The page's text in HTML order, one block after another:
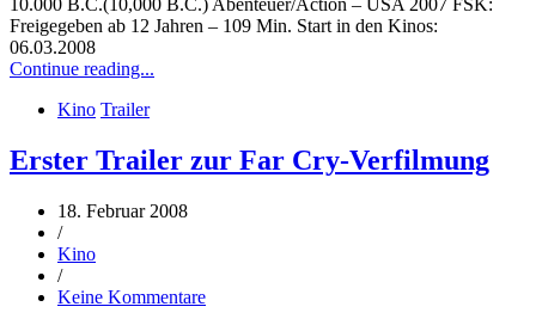
10.000 B.C.(10,000 B.C.) Abenteuer/Action – USA 2007 FSK:
Freigegeben ab 12 Jahren – 109 Min. Start in den Kinos:
06.03.2008
Continue reading...
Kino Trailer
Erster Trailer zur Far Cry-Verfilmung
18. Februar 2008
/
Kino
/
Keine Kommentare